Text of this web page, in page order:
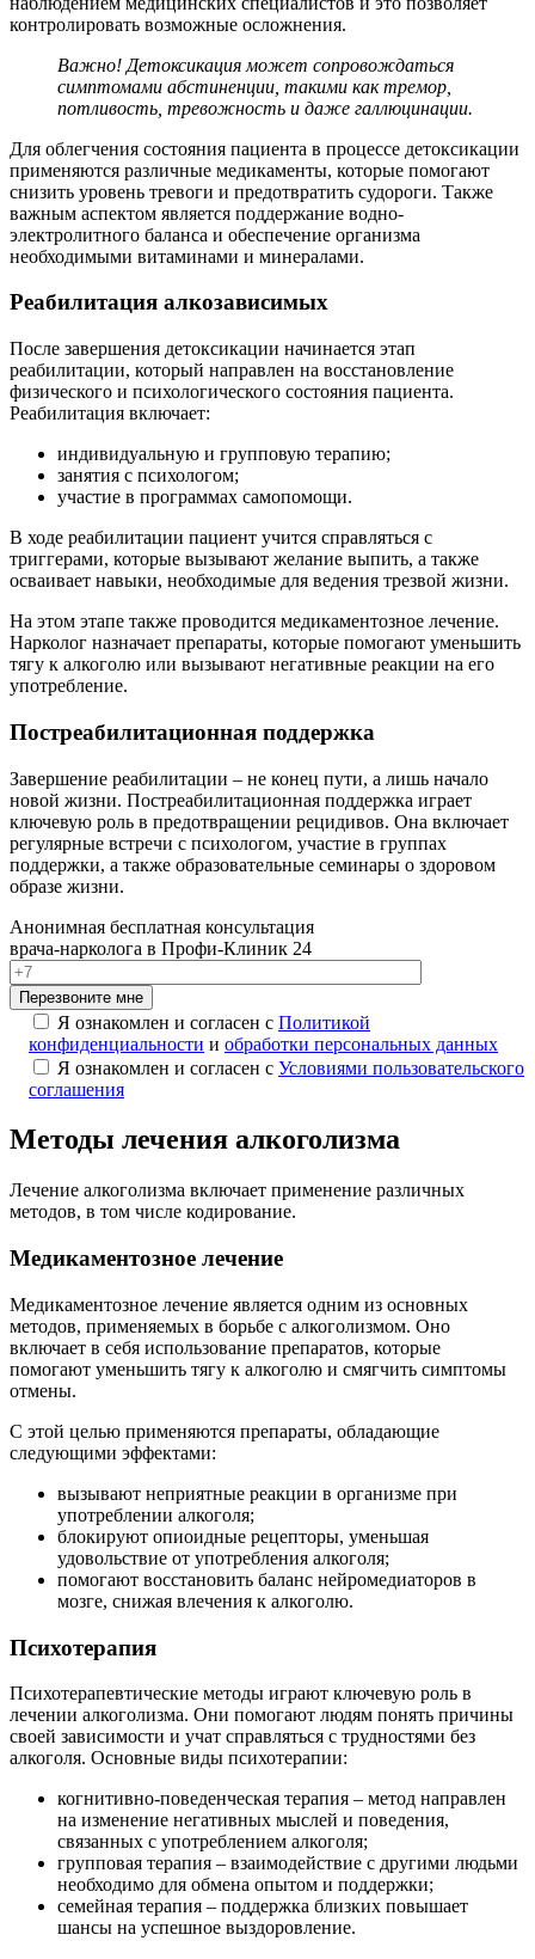
контролировать возможные осложнения.
Важно! Детоксикация может сопровождаться
симптомами абстиненции, такими как тремор,
потливость, тревожность и даже галлюцинации.
Для облегчения состояния пациента в процессе детоксикации
применяются различные медикаменты, которые помогают
снизить уровень тревоги и предотвратить судороги. Также
важным аспектом является поддержание водно-
электролитного баланса и обеспечение организма
необходимыми витаминами и минералами.
Реабилитация алкозависимых
После завершения детоксикации начинается этап
реабилитации, который направлен на восстановление
физического и психологического состояния пациента.
Реабилитация включает:
индивидуальную и групповую терапию;
занятия с психологом;
участие в программах самопомощи.
В ходе реабилитации пациент учится справляться с
триггерами, которые вызывают желание выпить, а также
осваивает навыки, необходимые для ведения трезвой жизни.
На этом этапе также проводится медикаментозное лечение.
Нарколог назначает препараты, которые помогают уменьшить
тягу к алкоголю или вызывают негативные реакции на его
употребление.
Постреабилитационная поддержка
Завершение реабилитации – не конец пути, а лишь начало
новой жизни. Постреабилитационная поддержка играет
ключевую роль в предотвращении рецидивов. Она включает
регулярные встречи с психологом, участие в группах
поддержки, а также образовательные семинары о здоровом
образе жизни.
Анонимная бесплатная консультация
врача-нарколога в Профи-Клиник 24
Перезвоните мне
Я ознакомлен и согласен с Политикой
конфиденциальности и обработки персональных данных
Я ознакомлен и согласен с Условиями пользовательского
соглашения
Методы лечения алкоголизма
Лечение алкоголизма включает применение различных
методов, в том числе кодирование.
Медикаментозное лечение
Медикаментозное лечение является одним из основных
методов, применяемых в борьбе с алкоголизмом. Оно
включает в себя использование препаратов, которые
помогают уменьшить тягу к алкоголю и смягчить симптомы
отмены.
С этой целью применяются препараты, обладающие
следующими эффектами:
вызывают неприятные реакции в организме при
употреблении алкоголя;
блокируют опиоидные рецепторы, уменьшая
удовольствие от употребления алкоголя;
помогают восстановить баланс нейромедиаторов в
мозге, снижая влечения к алкоголю.
Психотерапия
Психотерапевтические методы играют ключевую роль в
лечении алкоголизма. Они помогают людям понять причины
своей зависимости и учат справляться с трудностями без
алкоголя. Основные виды психотерапии:
когнитивно-поведенческая терапия – метод направлен
на изменение негативных мыслей и поведения,
связанных с употреблением алкоголя;
групповая терапия – взаимодействие с другими людьми
необходимо для обмена опытом и поддержки;
семейная терапия – поддержка близких повышает
шансы на успешное выздоровление.